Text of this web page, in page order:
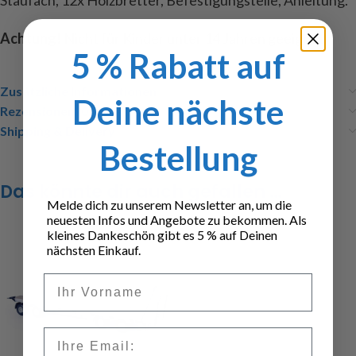
Achtung! Nicht für Kinder unter 14 Jahren geeignet.
Zusätzliche Informationen
Rezensionen (0)
Shipping & Delivery
Das könnte dir auch gefallen …
5 % Rabatt auf
Deine nächste
Bestellung
Melde dich zu unserem Newsletter an, um die
neuesten Infos und Angebote zu bekommen. Als
kleines Dankeschön gibt es 5 % auf Deinen
nächsten Einkauf.